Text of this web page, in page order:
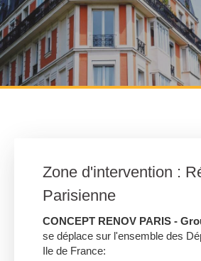
Zone d'intervention :
Parisienne
CONCEPT RENOV PARIS -
se déplace sur l'ensemble des
Ile de France: